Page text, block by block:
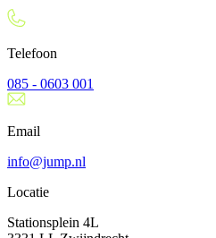
Telefoon
085 - 0603 001
Email
info@jump.nl
Locatie
Stationsplein 4L